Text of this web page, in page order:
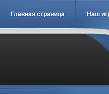
Главная страница Наш